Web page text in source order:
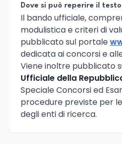
Dove si può reperire il
Il bando ufficiale,
modulistica e criteri di
pubblicato sul portale
dedicata ai concorsi e
Viene inoltre pubblicato
Ufficiale della
Speciale Concorsi ed
procedure previste per
degli enti di ricerca.